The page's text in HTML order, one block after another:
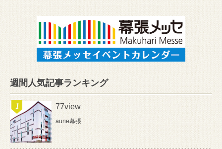
週間人気記事ランキング
77view
aune幕張